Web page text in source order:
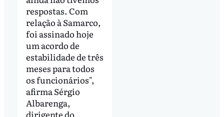
respostas. Com
relação à Samarco,
foi assinado hoje
um acordo de
estabilidade de três
meses para todos
os funcionários",
afirma Sérgio
Albarenga,
dirigente do